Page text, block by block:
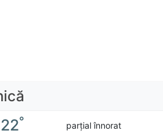
22° parțial înnorat